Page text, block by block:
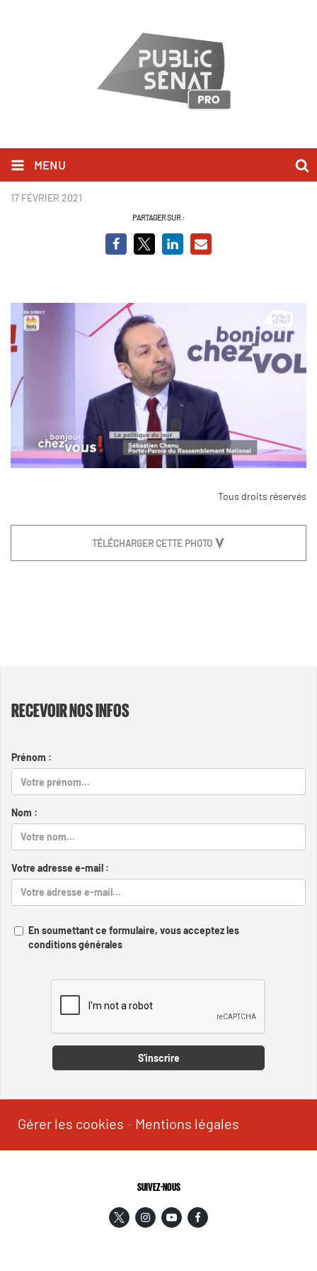
MENU
Sébastien Chenu_BCV.png
17 FÉVRIER 2021
PARTAGER SUR :
Tous droits réservés
TÉLÉCHARGER CETTE PHOTO
RECEVOIR NOS INFOS
Prénom :
Nom :
Votre adresse e-mail :
En soumettant ce formulaire, vous acceptez les
conditions générales
S'inscrire
Gérer les cookies - Mentions légales
SUIVEZ-NOUS